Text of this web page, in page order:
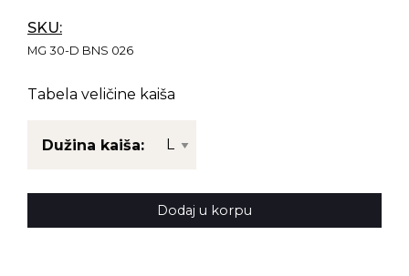
SKU:
MG 30-D BNS 026
Tabela veličine kaiša
Dužina kaiša:
Dodaj u korpu